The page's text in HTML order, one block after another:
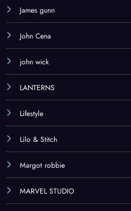
James gunn
John Cena
john wick
LANTERNS
Lifestyle
Lilo & Stitch
Margot robbie
MARVEL STUDIO